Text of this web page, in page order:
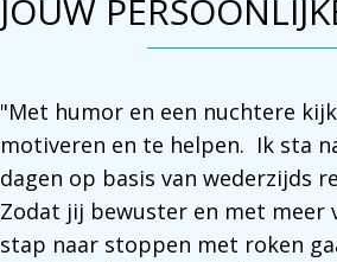
JOUW
"Met humor en een nuchtere
motiveren en te helpen. Ik sta
dagen op basis van wederzijds
Zodat jij bewuster en met meer
stap naar stoppen met roken